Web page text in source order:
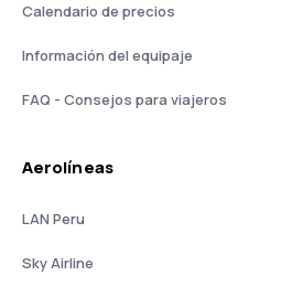
Calendario de precios
Información del equipaje
FAQ - Consejos para viajeros
Aerolíneas
LAN Peru
Sky Airline